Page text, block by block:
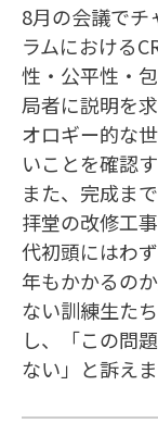
8月の会議でチ
ラムにおける
性・公平性・
局者に説明を
オロギー的な
いことを確認
また、完成ま
拝堂の改修工
代初頭にはわ
年もかかるの
ない訓練生た
し、「この問
ない」と訴えま